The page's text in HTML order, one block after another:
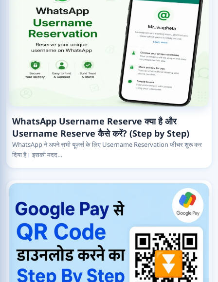
WhatsApp Username Reserve क्या है और
Username Reserve कैसे करें? (Step by Step)
WhatsApp ने अपने सभी यूज़र्स के लिए Username Reservation फीचर शुरू कर
दिया है। इसकी मदद…